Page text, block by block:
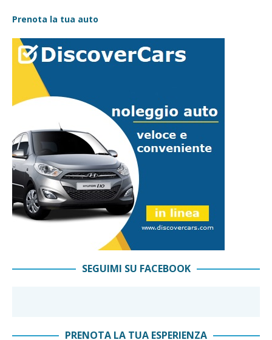
Prenota la tua auto
SEGUIMI SU FACEBOOK
PRENOTA LA TUA ESPERIENZA